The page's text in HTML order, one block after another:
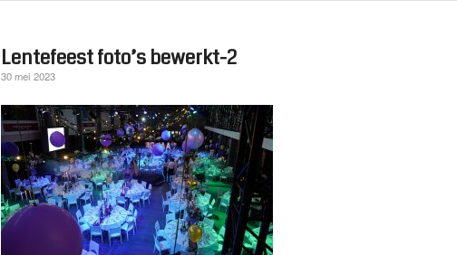
Lentefeest foto’s bewerkt-2
30 mei 2023